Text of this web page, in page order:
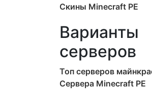
Скины Minecraft PE
Варианты
серверов
Топ серверов
Сервера Minecraft PE